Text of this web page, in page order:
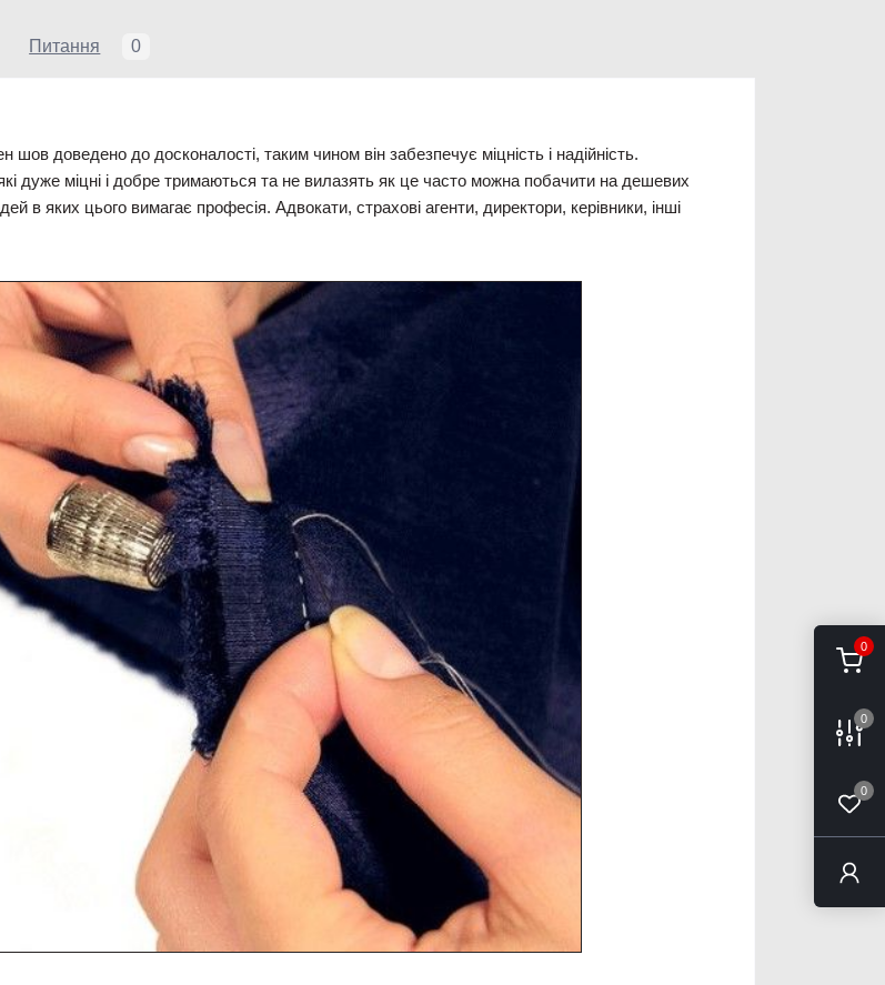
0
0
0
Питання 0
доведено до досконалості, таким чином він забезпечує міцність і надійність.
дуже міцні і добре тримаються та не вилазять як це часто можна побачити на дешевих
в яких цього вимагає професія. Адвокати, страхові агенти, директори, керівники, інші